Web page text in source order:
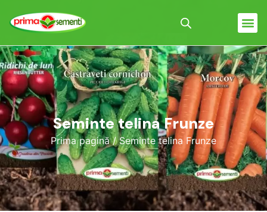
Seminte telina Frunze
Prima pagină/ Seminte telina Frunze